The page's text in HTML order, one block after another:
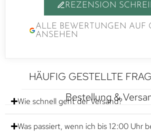
REZENSION
ALLE BEWERTUNGEN AUF
ANSEHEN
HÄUFIG GESTELLTE
Bestellung &
Wie schnell geht der Versand?
Was passiert, wenn ich bis 12:00 Uhr